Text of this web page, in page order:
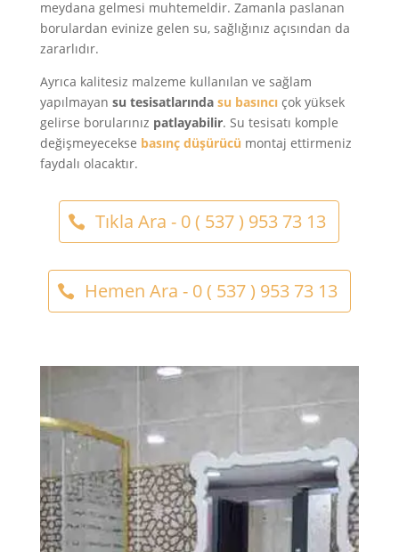
meydana gelmesi muhtemeldir. Zamanla paslanan
borulardan evinize gelen su, sağlığınız açısından da
zararlıdır.
Ayrıca kalitesiz malzeme kullanılan ve sağlam
yapılmayan su tesisatlarında su basıncıçok yüksek
gelirse borularınız patlayabilir. Su tesisatı komple
değişmeyecekse basınç düşürücü montaj ettirmeniz
faydalı olacaktır.
Tıkla Ara - 0 ( 537 ) 953 73 13
Hemen Ara - 0 ( 537 ) 953 73 13